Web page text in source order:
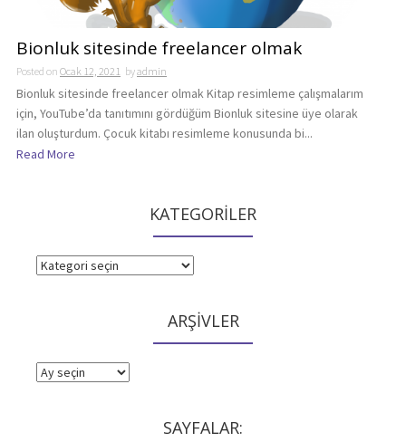
Bionluk sitesinde freelancer olmak
Posted on Ocak 12, 2021 byadmin
Bionluk sitesinde freelancer olmak Kitap resimleme çalışmalarım
için, YouTube’da tanıtımını gördüğüm Bionluk sitesine üye olarak
ilan oluşturdum. Çocuk kitabı resimleme konusunda bi...
Read More
KATEGORİLER
KATEGORİLER
ARŞİVLER
ARŞİVLER
SAYFALAR: